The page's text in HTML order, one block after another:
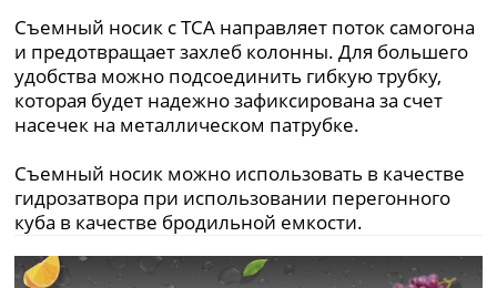
Съемный носик с ТСА направляет поток самогона
и предотвращает захлеб колонны. Для большего
удобства можно подсоединить гибкую трубку,
которая будет надежно зафиксирована за счет
насечек на металлическом патрубке.
Съемный носик можно использовать в качестве
гидрозатвора при использовании перегонного
куба в качестве бродильной емкости.